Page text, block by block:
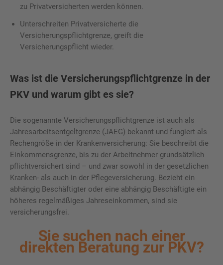
zu Privatversicherten werden können.
Unterschreiten Privatversicherte die
Versicherungspflichtgrenze, greift die
Versicherungspflicht wieder.
Was ist die Versicherungspflichtgrenze in der
PKV und warum gibt es sie?
Die sogenannte Versicherungspflichtgrenze ist auch als
Jahresarbeitsentgeltgrenze (JAEG) bekannt und fungiert als
Rechengröße in der Krankenversicherung: Sie beschreibt die
Einkommensgrenze, bis zu der Arbeitnehmer grundsätzlich
pflichtversichert sind – und zwar sowohl in der gesetzlichen
Kranken- als auch in der Pflegeversicherung. Bezieht ein
abhängig Beschäftigter oder eine abhängig Beschäftigte ein
höheres regelmäßiges Jahreseinkommen, sind sie
versicherungsfrei.
Sie suchen nach einer
direkten Beratung zur PKV?